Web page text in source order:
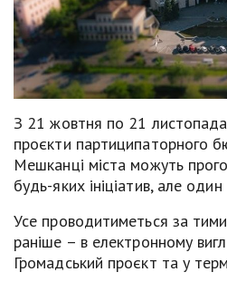
З 21 жовтня по 21
проєкти партиципаторного
Мешканці міста можуть
будь-яких ініціатив, але
Усе проводитиметься за
раніше – в електронному
Громадський проєкт та у